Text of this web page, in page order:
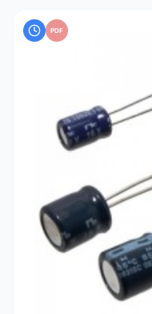
PDF